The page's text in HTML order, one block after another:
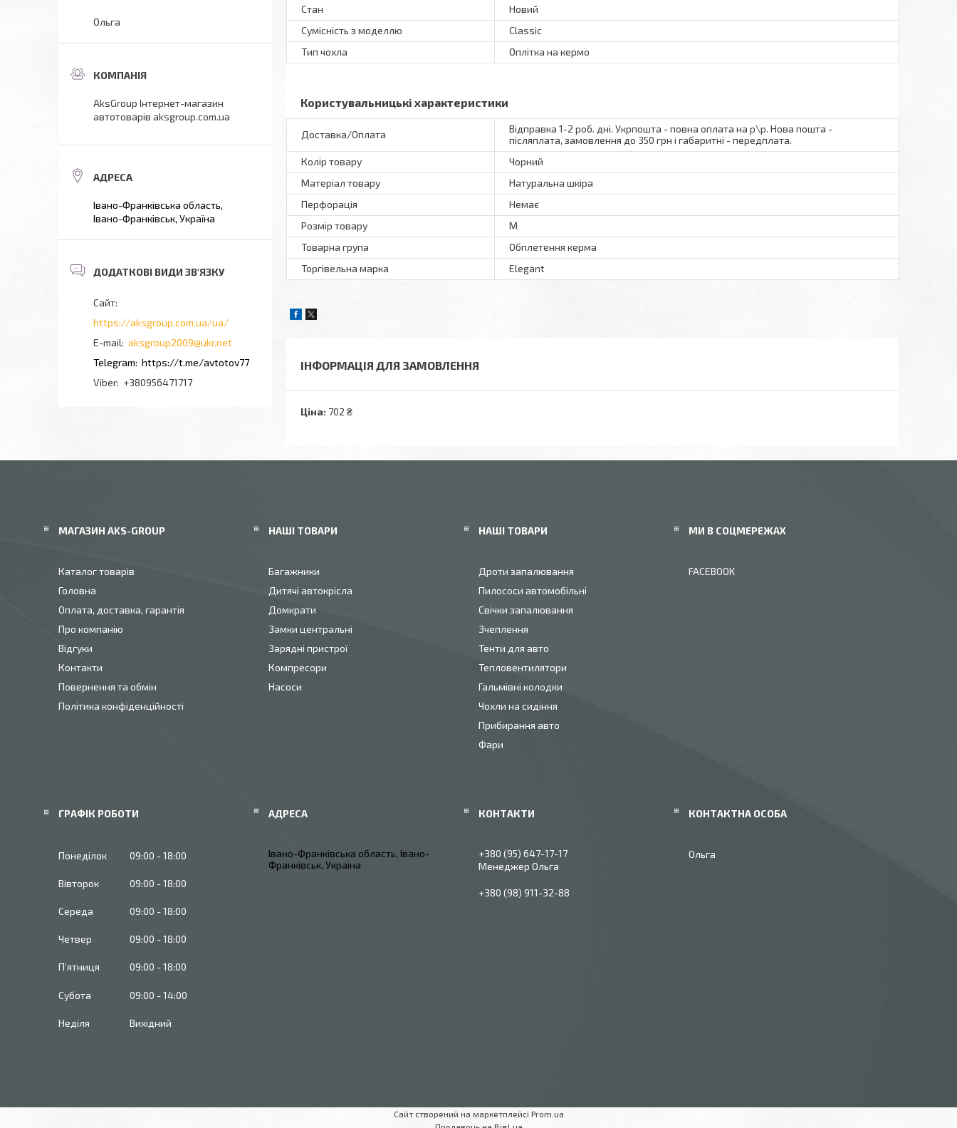
Стан
Новий
Сумісність з моделлю
Classic
Тип чохла
Оплітка на кермо
Користувальницькі характеристики
Доставка/Оплата
Відправка 1-2 роб. дні. Укрпошта - повна оплата на р\р. Нова пошта -
післяплата, замовлення до 350 грн і габаритні - передплата.
Колір товару
Чорний
Матеріал товару
Натуральна шкіра
Перфорація
Немає
Розмір товару
М
Товарна група
Обплетення керма
Торгівельна марка
Elegant
ІНФОРМАЦІЯ ДЛЯ ЗАМОВЛЕННЯ
Ціна: 702 ₴
Ольга
AksGroup Інтернет-магазин
автотоварів aksgroup.com.ua
Івано-Франківська область,
Івано-Франківськ, Україна
https://aksgroup.com.ua/ua/
aksgroup2009@ukr.net
https://t.me/avtotov77
+380956471717
МАГАЗИН AKS-GROUP
Каталог товарів
Головна
Оплата, доставка, гарантія
Про компанію
Відгуки
Контакти
Повернення та обмін
Політика конфіденційності
НАШІ ТОВАРИ
Багажники
Дитячі автокрісла
Домкрати
Замки центральні
Зарядні пристрої
Компресори
Насоси
НАШІ ТОВАРИ
Дроти запалювання
Пилососи автомобільні
Свічки запалювання
Зчеплення
Тенти для авто
Тепловентилятори
Гальмівні колодки
Чохли на сидіння
Прибирання авто
Фари
МИ В СОЦМЕРЕЖАХ
FACEBOOK
ГРАФІК РОБОТИ
Понеділок 09:00 18:00
Вівторок 09:00 18:00
Середа 09:00 18:00
Четвер 09:00 18:00
Пʼятниця 09:00 18:00
Субота 09:00 14:00
Неділя Вихідний
Івано-Франківська область, Івано-
Франківськ, Україна
+380 (95) 647-17-17
Менеджер Ольга
+380 (98) 911-32-88
Ольга
Сайт створений на маркетплейсі Prom.ua